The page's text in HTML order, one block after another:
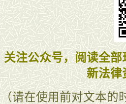
关注公众号，阅读全
新法律
（请在使用前对文本的